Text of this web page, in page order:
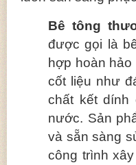
Bê tông
được gọi là
hợp hoàn
cốt liệu như
chất kết dính
nước. Sản
và sẵn sàng
công trình